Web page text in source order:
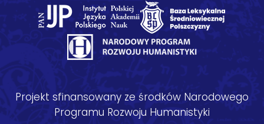
Projekt sfinansowany ze środków Narodowego
Programu Rozwoju Humanistyki